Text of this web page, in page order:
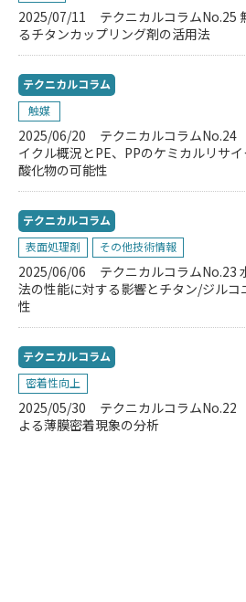
2025/07/11
テクニカルコラムNo.25
るチタンカップリング剤の活用法
テクニカルコラム
触媒
2025/06/20
テクニカルコラム
イクル概況とPE、PPのケミカルリサ
酸化物の可能性
テクニカルコラム
表面処理剤
その他技術情報
2025/06/06
テクニカルコラムNo.23
法の性能に対する影響とチタン/ジル
性
テクニカルコラム
密着性向上
2025/05/30
テクニカルコラムNo.22
よる薄膜密着現象の分析